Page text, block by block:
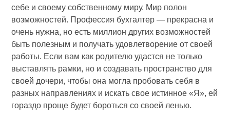
себе и своему собственному миру. Мир полон
возможностей. Профессия бухгалтер — прекрасна и
очень нужна, но есть миллион других возможностей
быть полезным и получать удовлетворение от своей
работы. Если вам как родителю удастся не только
выставлять рамки, но и создавать пространство для
своей дочери, чтобы она могла пробовать себя в
разных направлениях и искать свое истинное «Я», ей
гораздо проще будет бороться со своей ленью.